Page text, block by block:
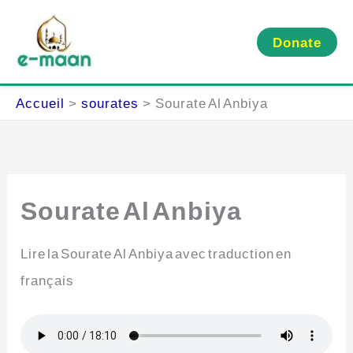
contenu
Donate
Accueil sourates Sourate Al Anbiya
Sourate Al Anbiya
Lire la Sourate Al Anbiya avec traduction en
français